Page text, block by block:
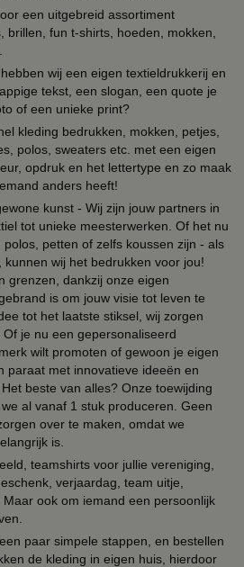
een uitgebreid assortiment
brillen, fun t-shirts, hoeden, mokken,
wij een eigen textieldrukkerij en
tekst, een slogan, een quote je
of een unieke print?
kleding bedrukken, mokken, petjes,
polos, sweaters etc. met een eigen
opdruk en het lettertype en zo maak
anders heeft!
kunst - Wij zijn jouw partners in
tot unieke meesterwerken. Of het nu
petten of zelfs koussen zijn - als
wij het bedrukken voor jou!
grenzen, dankzij onze eigen
is om jouw visie tot leven te
tot het laatste stiksel, wij zorgen
je nu een gepersonaliseerd
wilt promoten of gewoon je eigen
paraat met innovatieve ideeën en
beste van alles? Onze toewijding
al vanaf 1 stuk produceren. Geen
over te maken, omdat we
is.
teamshirts voor jullie vereniging,
verjaardag, team uitje,
ook om iemand een persoonlijk
paar simpele stappen, en bestellen
de kleding in eigen huis, hierdoor